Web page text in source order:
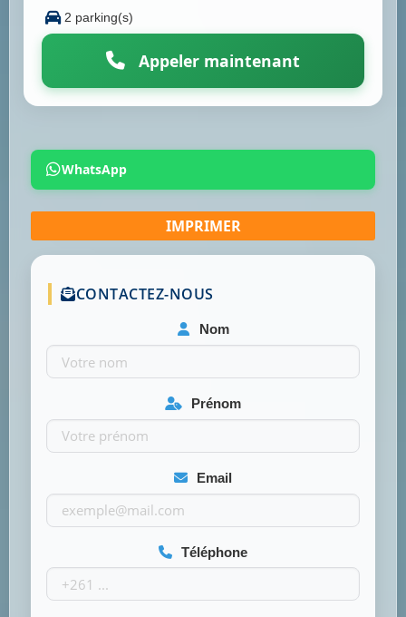
2 parking(s)
Appeler maintenant
WhatsApp
CONTACTEZ-NOUS
Nom
Prénom
Email
Téléphone